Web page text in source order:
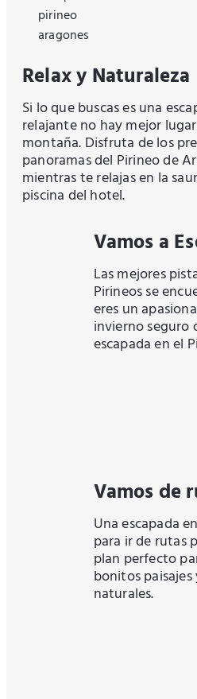
Relax y Naturaleza
Si lo que buscas es una
relajante no hay mejor
montaña. Disfruta de los
panoramas del Pirineo de
mientras te relajas en la
piscina del hotel.
Vamos a
Las mejores
Pirineos se
eres un
invierno seguro
escapada en el
Vamos de
Una escapada
para ir de rutas
plan perfecto
bonitos
naturales.